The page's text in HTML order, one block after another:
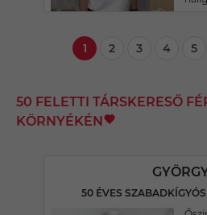
1 2 3 4 5
50 FELETTI TÁRSKERESŐ
KÖRNYÉKÉN
50 ÉVES